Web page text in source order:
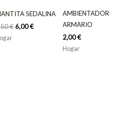
SEDALINA
€6,00€
AMBIENTADOR
ARMARIO
2,00€
Hogar